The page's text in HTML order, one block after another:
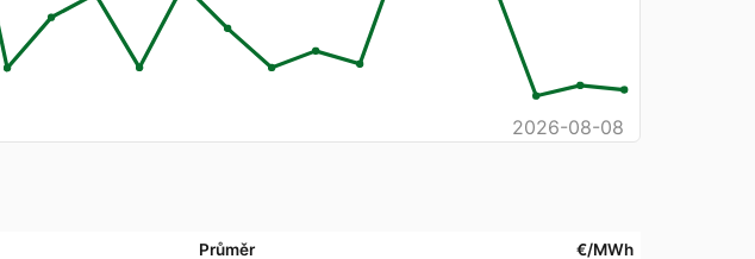
2026-08-08
Průměr €/MWh